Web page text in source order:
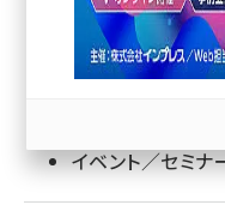
llmo (1167)
イベント／セミナ